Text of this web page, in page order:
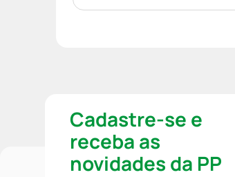
Cadastre-se e
receba as
novidades da PP